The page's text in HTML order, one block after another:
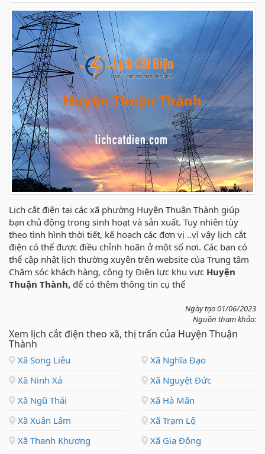
Lịch cắt điện tại các xã phường Huyện Thuận Thành giúp
bạn chủ động trong sinh hoạt và sản xuất. Tuy nhiên tùy
theo tình hình thời tiết, kế hoạch các đơn vị ..vì vậy lịch cắt
điện có thể được điều chỉnh hoãn ở một số nơi. Các bạn có
thể cập nhật lịch thường xuyên trên website của Trung tâm
Chăm sóc khách hàng, công ty Điện lực khu vực Huyện
Thuận Thành, để có thêm thông tin cụ thể
Ngày tạo 01/06/2023
Nguồn tham khảo:
Xem lịch cắt điện theo xã, thị trấn của Huyện Thuận
Thành
Xã Song Liễu
Xã Nghĩa Đạo
Xã Ninh Xá
Xã Nguyệt Đức
Xã Ngũ Thái
Xã Hà Mãn
Xã Xuân Lâm
Xã Trạm Lộ
Xã Thanh Khương
Xã Gia Đông